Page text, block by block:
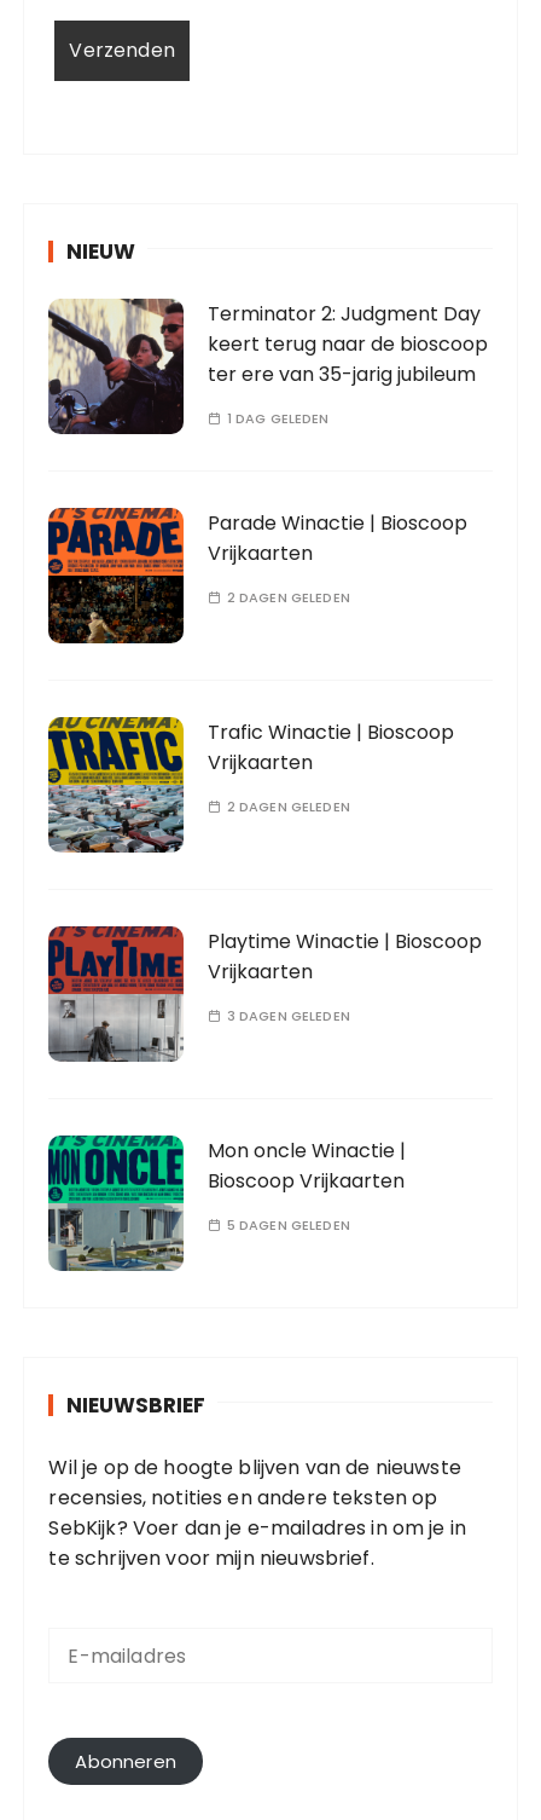
NIEUW
Terminator 2: Judgment Day
keert terug naar de bioscoop
ter ere van 35-jarig jubileum
1 DAG GELEDEN
Parade Winactie | Bioscoop
Vrijkaarten
2 DAGEN GELEDEN
Trafic Winactie | Bioscoop
Vrijkaarten
2 DAGEN GELEDEN
Playtime Winactie | Bioscoop
Vrijkaarten
3 DAGEN GELEDEN
Mon oncle Winactie |
Bioscoop Vrijkaarten
5 DAGEN GELEDEN
NIEUWSBRIEF
Wil je op de hoogte blijven van de nieuwste
recensies, notities en andere teksten op
SebKijk? Voer dan je e-mailadres in om je in
te schrijven voor mijn nieuwsbrief.
l
a
Abonneren